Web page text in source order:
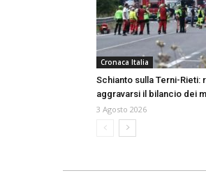
Cronaca Italia
Schianto sulla Terni-Rieti:
aggravarsi il bilancio dei
3 Agosto 2026